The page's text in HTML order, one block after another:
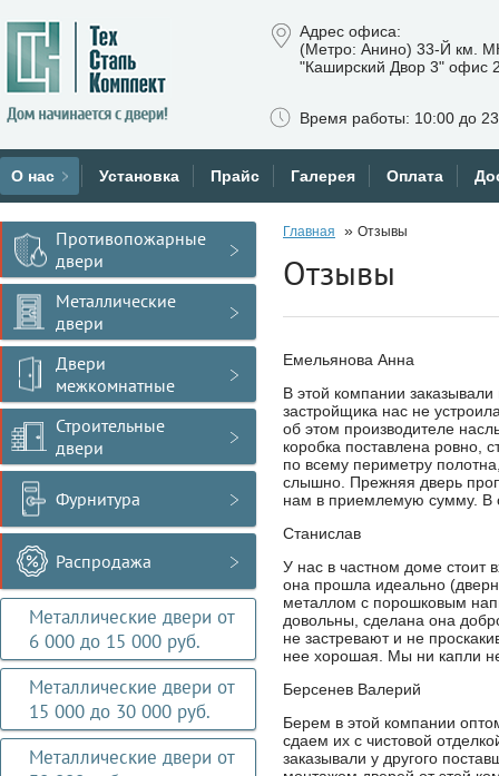
Адрес офиса:
(Метро: Анино) 33-Й км.
"Каширский Двор 3" офис
Время работы: 10:00 до
О нас Установка Прайс Галерея Оплата
Противопожарные
двери
Металлические
двери
Двери
межкомнатные
Строительные
двери
Фурнитура
Распродажа
Металлические двери от
6 000 до 15 000 руб.
Металлические двери от
15 000 до 30 000 руб.
Металлические двери от
Главная » Отзывы
Отзывы
Емельянова Анна
В этой компании
застройщика нас не
об этом производителе
коробка поставлена ровно,
по всему периметру
слышно. Прежняя дверь
нам в приемлемую сумму. В
Станислав
У нас в частном доме стоит
она прошла идеально
металлом с порошковым
довольны, сделана она
не застревают и не
нее хорошая. Мы ни капли
Берсенев Валерий
Берем в этой компании
сдаем их с чистовой
заказывали у другого